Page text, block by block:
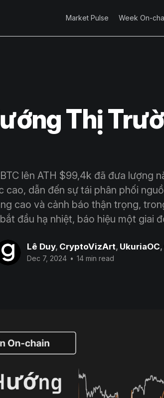
Market Pulse Week On-
Thị
lên ATH $99,4k đã đưa lượng
cao, dẫn đến sự tái phân phối
cao và cảnh báo thận trọng,
đầu hạ nhiệt, báo hiệu một giai
Lê Duy, CryptoVizArt, UkuriaOC,
Dec 7, 2024 • 14 min read